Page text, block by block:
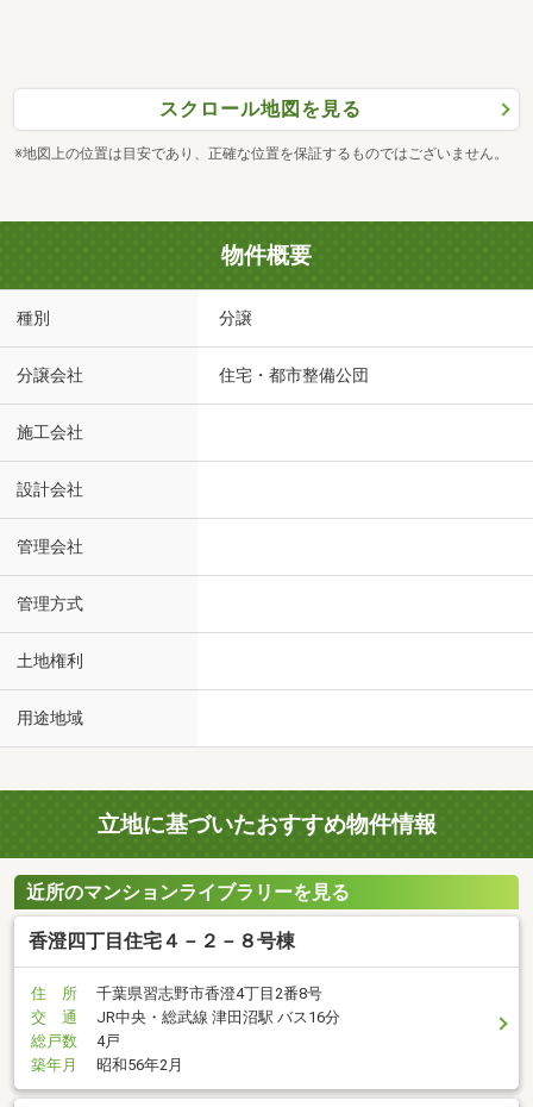
スクロール地図を見る
※地図上の位置は目安であり、正確な位置を保証するものではございません。
物件概要
種別 分譲
分譲会社 住宅・都市整備公団
施工会社
設計会社
管理会社
管理方式
土地権利
用途地域
立地に基づいたおすすめ物件情報
近所のマンションライブラリーを見る
香澄四丁目住宅４－２－８号棟
住 所
千葉県習志野市香澄4丁目2番8号
交 通
JR中央・総武線 津田沼駅 バス16分
総戸数
4戸
築年月
昭和56年2月